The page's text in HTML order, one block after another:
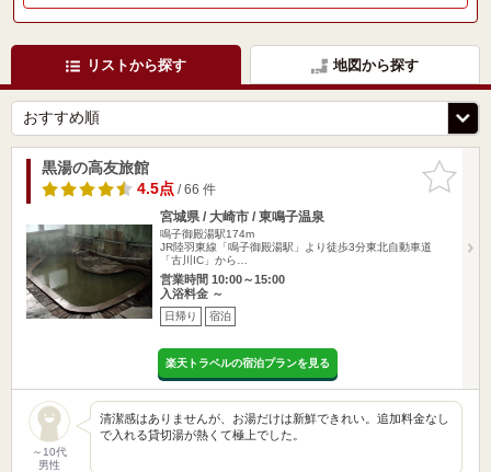
リストから探す 地図から探す
お気に入
りに追加
黒湯の高友旅館
4.5点/ 66 件
宮城県 / 大崎市 / 東鳴子温泉
鳴子御殿湯駅174m
JR陸羽東線「鳴子御殿湯駅」より徒歩3分東北自動車道
「古川IC」から…
営業時間 10:00～15:00
入浴料金 ～
日帰り 宿泊
楽天トラベルの宿泊プランを見る
～10代
男性
清潔感はありませんが、お湯だけは新鮮できれい。追加料金なし
で入れる貸切湯が熱くて極上でした。